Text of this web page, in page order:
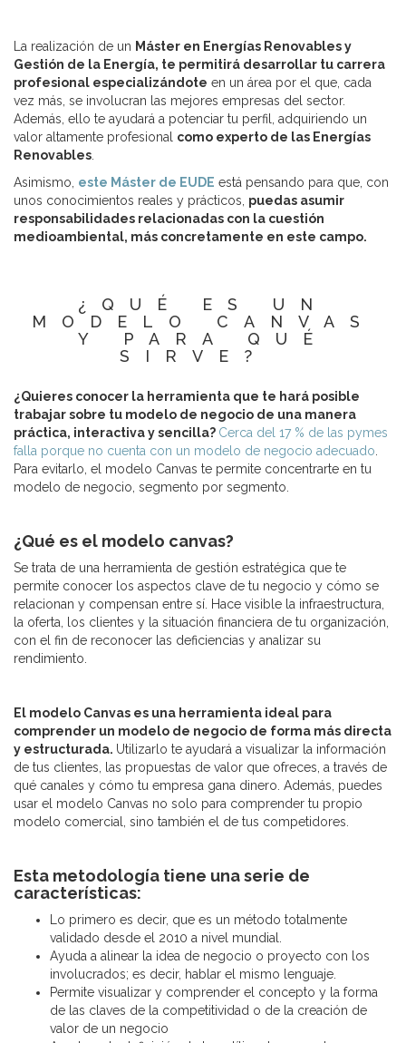
La realización de un Máster en Energías Renovables y
Gestión de la Energía, te permitirá desarrollar tu carrera
profesional especializándote en un área por el que, cada
vez más, se involucran las mejores empresas del sector.
Además, ello te ayudará a potenciar tu perfil, adquiriendo un
valor altamente profesional como experto de las Energías
Renovables
Asimismo, este Máster de EUDE está pensando para que, con
unos conocimientos reales y prácticos, puedas asumir
responsabilidades relacionadas con la cuestión
medioambiental, más concretamente en este campo.
¿QUÉ ES UN
MODELO CANVAS
Y PARA QUÉ
SIRVE?
¿Quieres conocer la herramienta que te hará posible
trabajar sobre tu modelo de negocio de una manera
práctica, interactiva y sencilla? Cerca del 17 % de las pymes
falla porque no cuenta con un modelo de negocio adecuado
Para evitarlo, el modelo Canvas te permite concentrarte en tu
modelo de negocio, segmento por segmento.
¿Qué es el modelo canvas?
Se trata de una herramienta de gestión estratégica que te
permite conocer los aspectos clave de tu negocio y cómo se
relacionan y compensan entre sí. Hace visible la infraestructura,
la oferta, los clientes y la situación financiera de tu organización,
con el fin de reconocer las deficiencias y analizar su
rendimiento.
El modelo Canvas es una herramienta ideal para
comprender un modelo de negocio de forma más directa
y estructurada. Utilizarlo te ayudará a visualizar la información
de tus clientes, las propuestas de valor que ofreces, a través de
qué canales y cómo tu empresa gana dinero. Además, puedes
usar el modelo Canvas no solo para comprender tu propio
modelo comercial, sino también el de tus competidores.
Esta metodología tiene una serie de
características:
Lo primero es decir, que es un método totalmente
validado desde el 2010 a nivel mundial.
Ayuda a alinear la idea de negocio o proyecto con los
involucrados; es decir, hablar el mismo lenguaje.
Permite visualizar y comprender el concepto y la forma
de las claves de la competitividad o de la creación de
valor de un negocio